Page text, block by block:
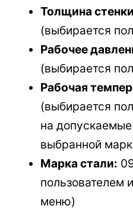
Толщина
(выбирается
Рабочее
(выбирается
Рабочая
(выбирается
на
выбранной
Марка стали:
пользователем
меню)